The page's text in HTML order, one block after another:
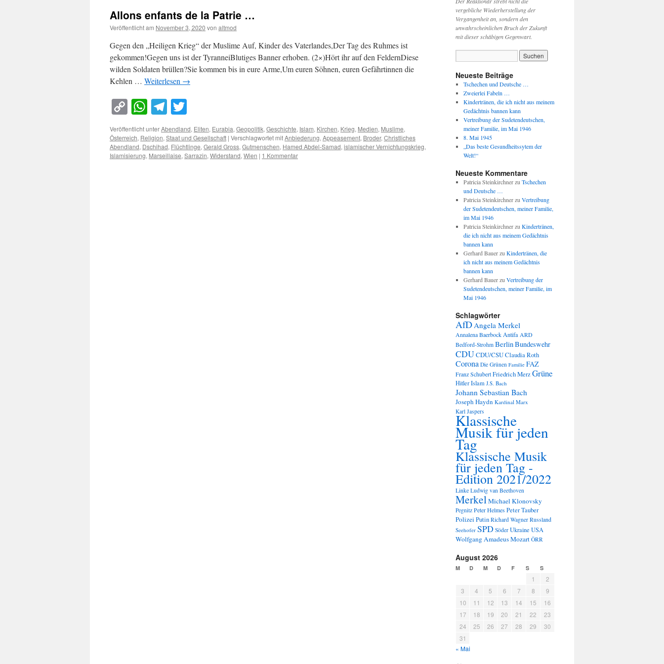
Allons enfants de la Patrie …
Veröffentlicht am November 3, 2020 von altmod
Gegen den „Heiligen Krieg“ der Muslime Auf, Kinder des Vaterlandes,Der Tag des Ruhmes ist
gekommen!Gegen uns ist der TyranneiBlutiges Banner erhoben. (2×)Hört ihr auf den FeldernDiese
wilden Soldaten brüllen?Sie kommen bis in eure Arme,Um euren Söhnen, euren Gefährtinnen die
Kehlen … Weiterlesen →
Copy
Link
WhatsApp
Telegram
Veröffentlicht unterAbendland, Eliten, Eurabia,Geopolitik,Geschichte, Islam, Kirchen, Krieg, Medien, Muslime,
Österreich, Religion,Staat und Gesellschaft | Verschlagwortet mitAnbiederung,Appeasement, Broder,Christliches
Abendland, Dschihad, Flüchtlinge,Gerald Gross,Gutmenschen, Hamed Abdel-Samad,islamischer Vernichtungskrieg,
Islamisierung, Marseillaise,Sarrazin,Widerstand,Wien | 1 Kommentar
vergebliche Wiederherstellung der
Vergangenheit an, sondern den
unwahrscheinlichen Bruch der Zukunft
mit dieser schäbigen Gegenwart.
Neueste Beiträge
Tschechen und Deutsche …
Zweierlei Fabeln …
Kindertränen, die ich nicht aus meinem
Gedächtnis bannen kann
Vertreibung der Sudetendeutschen,
meiner Familie, im Mai 1946
8. Mai 1945
„Das beste Gesundheitssytem der
Welt!“
Neueste Kommentare
Patricia Steinkirchnerzu Tschechen
und Deutsche …
Patricia Steinkirchnerzu Vertreibung
der Sudetendeutschen, meiner Familie,
im Mai 1946
Patricia Steinkirchnerzu Kindertränen,
die ich nicht aus meinem Gedächtnis
bannen kann
Gerhard Bauerzu Kindertränen, die
ich nicht aus meinem Gedächtnis
bannen kann
Gerhard Bauerzu Vertreibung der
Sudetendeutschen, meiner Familie, im
Mai 1946
Schlagwörter
AfDAngela Merkel
Annalena BaerbockAntifa ARD
Bedford-Strohm BerlinBundeswehr
CDUCDU/CSUClaudia Roth
Corona Die Grünen Familie FAZ
Franz SchubertFriedrich MerzGrüne
HitlerIslam J.S. Bach
Johann Sebastian Bach
Joseph Haydn Kardinal Marx
Karl Jaspers
Klassische
Musik für jeden
Tag
Klassische Musik
für jeden Tag -
Edition 2021/2022
Linke Ludwig van Beethoven
MerkelMichael Klonovsky
Pegnitz Peter HelmesPeter Tauber
PolizeiPutin Richard Wagner Russland
Seehofer SPD Söder Ukraine USA
Wolfgang Amadeus Mozart ÖRR
August 2026
M D M D F S S
1
2
3
4 5 6 7 8
9
10
11 12 13 14 15
16
17
18 19 20 21 22
23
24
25 26 27 28 29
30
31
« Mai